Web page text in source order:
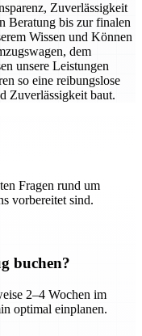
Zuverlässigkeit
Beratung bis zur finalen
Wissen und Können
dem
unsere Leistungen
so eine reibungslose
Zuverlässigkeit baut.
Fragen rund um
vorbereitet sind.
buchen?
2–4 Wochen im
optimal einplanen.